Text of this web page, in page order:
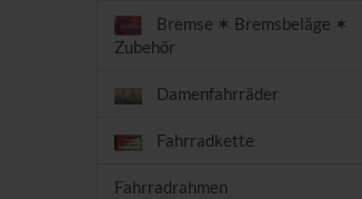
Bremse ✶ Bremsbeläge ✶
Zubehör
Damenfahrräder
Fahrradkette
Fahrradrahmen